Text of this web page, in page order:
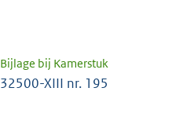
Bijlage bij Kamerstuk
32500-XIII nr. 195